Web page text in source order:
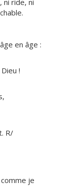
ni ride, ni
en âge :
!
R/
je